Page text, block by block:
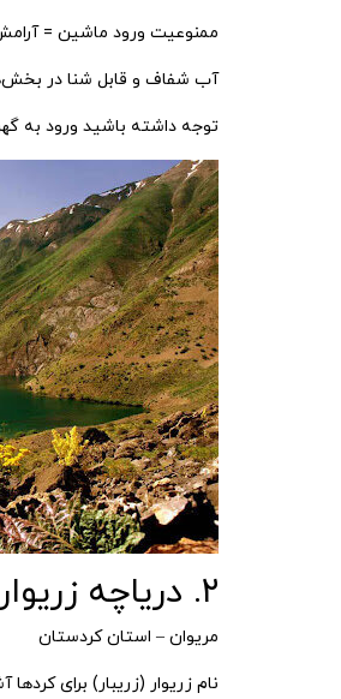
ممنوعیت ورود ماشین =
آب شفاف و قابل شنا در
توجه داشته باشید ورود به گهر نیاز به پیاده‌روی ۲ تا ۵ ساعته دارد،
۲. دریاچه زریوار؛ آینه کوه‌های کردستان
مریوان – استان کردستان
نام زریوار (زریبار) برای